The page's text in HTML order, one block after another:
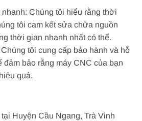
Chúng tôi hiểu rằng thời
tôi cam kết sửa chữa nguồn
thời gian nhanh nhất có thể.
tôi cung cấp bảo hành và hỗ
đảm bảo rằng máy CNC của bạn
quả.
Huyện Cầu Ngang, Trà Vinh